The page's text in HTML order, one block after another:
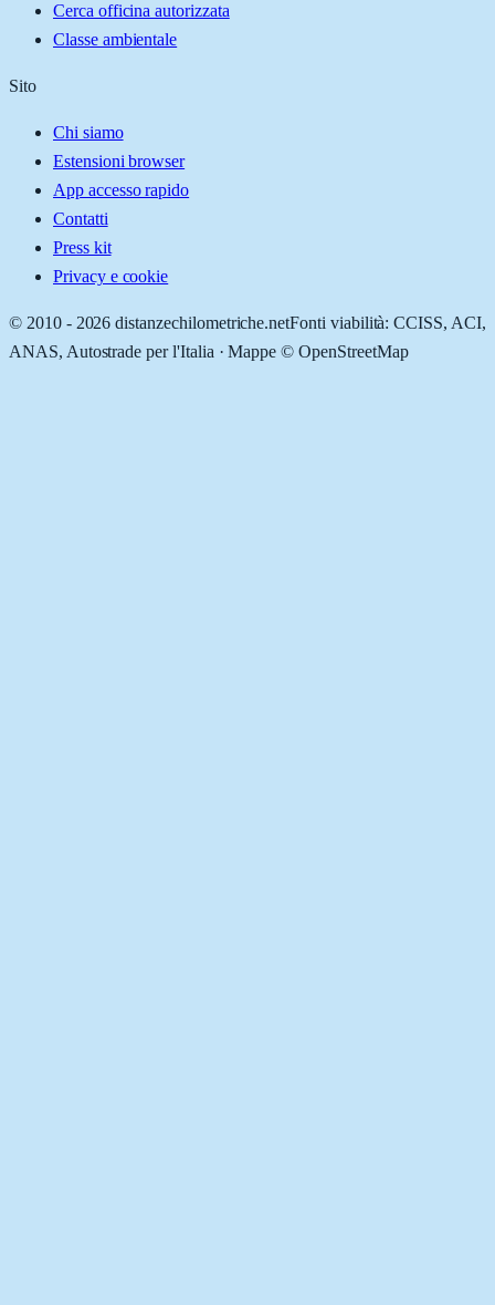
Cerca officina autorizzata
Classe ambientale
Sito
Chi siamo
Estensioni browser
App accesso rapido
Contatti
Press kit
Privacy e cookie
© 2010 - 2026 distanzechilometriche.netFonti viabilità: CCISS, ACI,
ANAS, Autostrade per l'Italia · Mappe © OpenStreetMap